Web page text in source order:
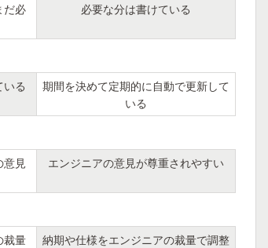
だ必
必要な分は書けている
る
期間を決めて定期的に自動で更新して
いる
意見
エンジニアの意見が尊重されやすい
裁量
納期や仕様をエンジニアの裁量で調整